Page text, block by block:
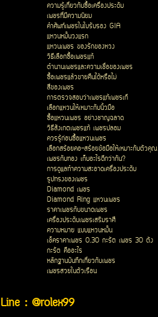
ความรู้เกี่ยวกับซื้อเครื่องประดับ
เพชรที่มีความนิยม
คำศัพท์เพชรในใบรับรอง GIA
แหวนหมั้นวงแรก
แหวนเพชร ของรักของหวง
วิธีเลือกซื้อเพชรแท้
ตำนานเพชรและความเชื่อของเพชร
ซื้อเพชรแล้วขายคืนได้หรือไม่
สีของเพชร
การตรวจสอบว่าเพชรแท้เพชรเก๊
เลือกแหวนให้เหมาะกับนิ้วมือ
ซื้อแหวนเพชร อย่างชาญฉลาด
วิธีสังเกตเพชรแท้ เพชรปลอม
ควรรู้ก่อนซื้อแหวนเพชร
เลือกสร้อยคอ-สร้อยข้อมือให้เหมาะกับตัวคุณ
เพชรกับทอง เก็บอะไรดีกว่ากัน?
การดูแลทำความสะอาดเครื่องประดับ
รูปทรงของเพชร
Diamond เพชร
Diamond Ring แหวนเพชร
ราคาเพชรกับขนาดเพชร
เครื่องประดับเพชรเสริมราศี
ความหมาย แบบแหวนหมั้น
เช็คราคาเพชร 0.30 กะรัต เพชร 30 ตัง
กะรัต คืออะไร
หลักฐานบันทึกเกี่ยวกับเพชร
เพชรสวยในตัวเรือน
Line : @rolex99